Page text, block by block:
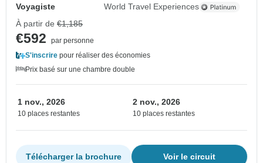
Voyagiste
World Travel Experiences
À partir de €1,185
€592
par personne
S'inscrire pour réaliser des économies
Prix basé sur une chambre double
1 nov., 2026
10 places restantes
2 nov., 2026
10 places restantes
Voir le circuit
Télécharger la brochure